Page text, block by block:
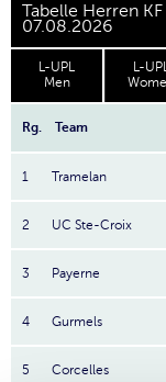
Tabelle Herren
07.08.2026
L-UPL
Men
L-
Rg. Team
1 Tramelan
2 UC Ste-Croix
3 Payerne
4 Gurmels
5 Corcelles